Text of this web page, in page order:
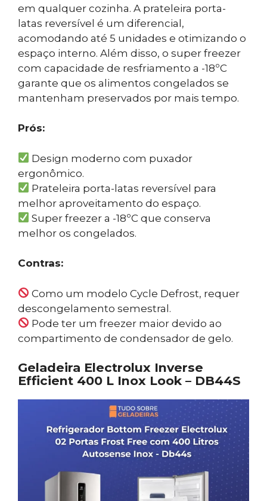
em qualquer cozinha. A prateleira porta-
latas reversível é um diferencial,
acomodando até 5 unidades e otimizando o
espaço interno. Além disso, o super freezer
com capacidade de resfriamento a -18ºC
garante que os alimentos congelados se
mantenham preservados por mais tempo.
Prós:
Design moderno com puxador
ergonômico.
Prateleira porta-latas reversível para
melhor aproveitamento do espaço.
Super freezer a -18ºC que conserva
melhor os congelados.
Contras:
Como um modelo Cycle Defrost, requer
descongelamento semestral.
Pode ter um freezer maior devido ao
compartimento de condensador de gelo.
Geladeira Electrolux Inverse
Efficient 400 L Inox Look – DB44S